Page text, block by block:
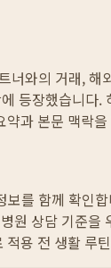
너와의 거래,
등장했습니다.
과 본문 맥락
보를 함께 확인
원 상담 기준을
용 전 생활 루